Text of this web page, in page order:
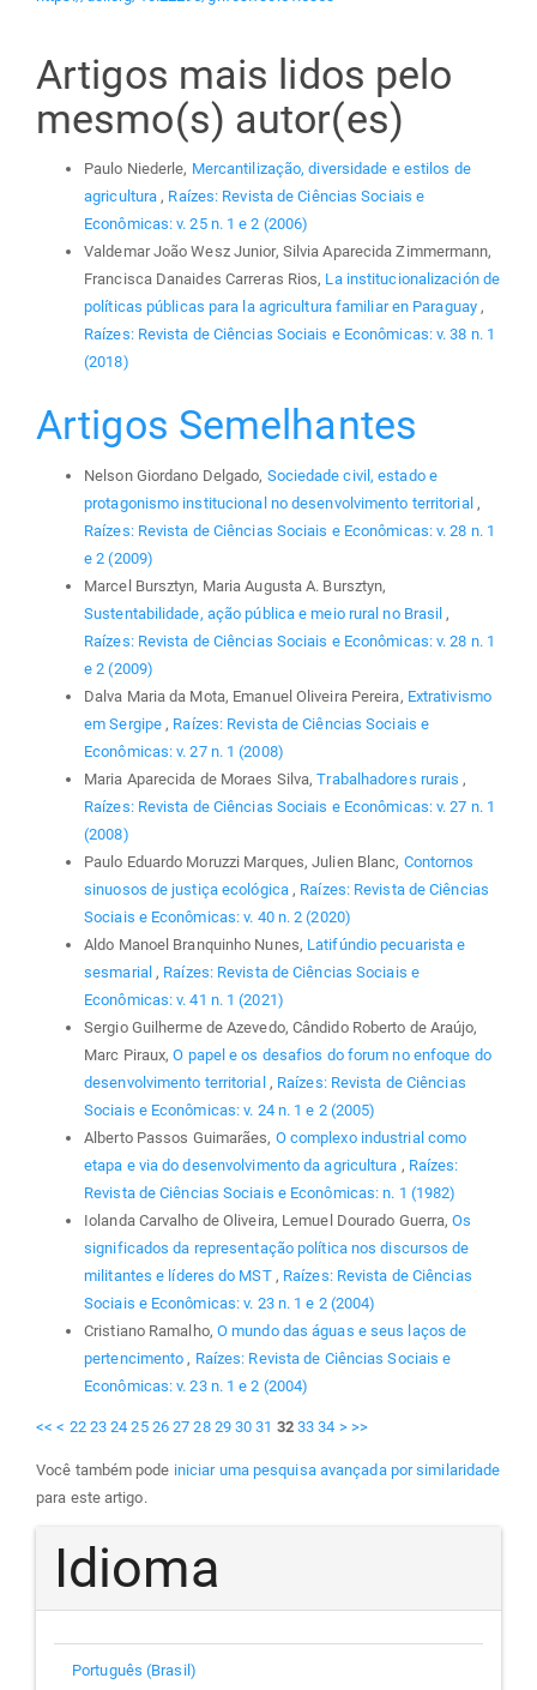
Artigos mais lidos pelo
mesmo(s) autor(es)
Paulo Niederle, Mercantilização, diversidade e estilos de
agricultura, Raízes: Revista de Ciências Sociais e
Econômicas: v. 25 n. 1 e 2 (2006)
Valdemar João Wesz Junior, Silvia Aparecida Zimmermann,
Francisca Danaides Carreras Rios, La institucionalización de
políticas públicas para la agricultura familiar en Paraguay,
Raízes: Revista de Ciências Sociais e Econômicas: v. 38 n. 1
(2018)
Artigos Semelhantes
Nelson Giordano Delgado, Sociedade civil, estado e
protagonismo institucional no desenvolvimento territorial ,
Raízes: Revista de Ciências Sociais e Econômicas: v. 28 n. 1
e 2 (2009)
Marcel Bursztyn, Maria Augusta A. Bursztyn,
Sustentabilidade, ação pública e meio rural no Brasil ,
Raízes: Revista de Ciências Sociais e Econômicas: v. 28 n. 1
e 2 (2009)
Dalva Maria da Mota, Emanuel Oliveira Pereira, Extrativismo
em Sergipe , Raízes: Revista de Ciências Sociais e
Econômicas: v. 27 n. 1 (2008)
Maria Aparecida de Moraes Silva,Trabalhadores rurais ,
Raízes: Revista de Ciências Sociais e Econômicas: v. 27 n. 1
(2008)
Paulo Eduardo Moruzzi Marques, Julien Blanc, Contornos
sinuosos de justiça ecológica , Raízes: Revista de Ciências
Sociais e Econômicas: v. 40 n. 2 (2020)
Aldo Manoel Branquinho Nunes, Latifúndio pecuarista e
sesmarial , Raízes: Revista de Ciências Sociais e
Econômicas: v. 41 n. 1 (2021)
Sergio Guilherme de Azevedo, Cândido Roberto de Araújo,
Marc Piraux,O papel e os desafios do forum no enfoque do
desenvolvimento territorial , Raízes: Revista de Ciências
Sociais e Econômicas: v. 24 n. 1 e 2 (2005)
Alberto Passos Guimarães, O complexo industrial como
etapa e via do desenvolvimento da agricultura , Raízes:
Revista de Ciências Sociais e Econômicas: n. 1 (1982)
Iolanda Carvalho de Oliveira, Lemuel Dourado Guerra,Os
significados da representação política nos discursos de
militantes e líderes do MST , Raízes: Revista de Ciências
Sociais e Econômicas: v. 23 n. 1 e 2 (2004)
Cristiano Ramalho, O mundo das águas e seus laços de
pertencimento , Raízes: Revista de Ciências Sociais e
Econômicas: v. 23 n. 1 e 2 (2004)
<< < 22 23 24 25 26 27 28 29 30 31 32 33 34 > >>
Você também pode iniciar uma pesquisa avançada por similaridade
para este artigo.
Idioma
Português (Brasil)